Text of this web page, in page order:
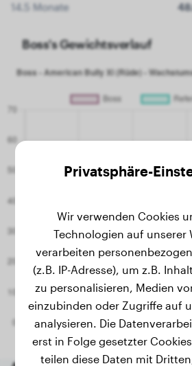
14.5 Monate
Boss's Gewichtsverlauf
Privatsphäre-
Wir verwenden Cookies
Technologien auf unserer
verarbeiten
(z.B. IP-Adresse), um z.B.
zu personalisieren, Medien
einzubinden oder Zugriffe auf
analysieren. Die
erst in Folge gesetzter
teilen diese Daten mit